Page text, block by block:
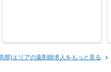
県)エリアの薬剤師求人をもっと見る